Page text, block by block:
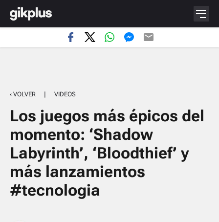
‹ VOLVER | VIDEOS
Los juegos más épicos del
momento: ‘Shadow
Labyrinth’, ‘Bloodthief’ y
más lanzamientos
#tecnologia